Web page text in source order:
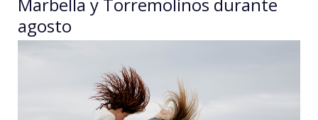
agosto